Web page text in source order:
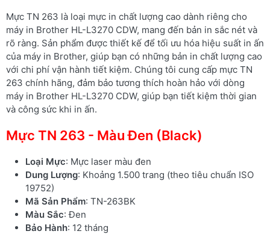
Mực TN 263 là loại mực in chất lượng cao dành riêng cho
máy in Brother HL-L3270 CDW, mang đến bản in sắc nét và
rõ ràng. Sản phẩm được thiết kế để tối ưu hóa hiệu suất in ấn
của máy in Brother, giúp bạn có những bản in chất lượng cao
với chi phí vận hành tiết kiệm. Chúng tôi cung cấp mực TN
263 chính hãng, đảm bảo tương thích hoàn hảo với dòng
máy in Brother HL-L3270 CDW, giúp bạn tiết kiệm thời gian
và công sức khi in ấn.
Mực TN 263 - Màu Đen (Black)
Loại Mực: Mực laser màu đen
Dung Lượng: Khoảng 1.500 trang (theo tiêu chuẩn ISO
19752)
Mã Sản Phẩm: TN-263BK
Màu Sắc: Đen
Bảo Hành: 12 tháng